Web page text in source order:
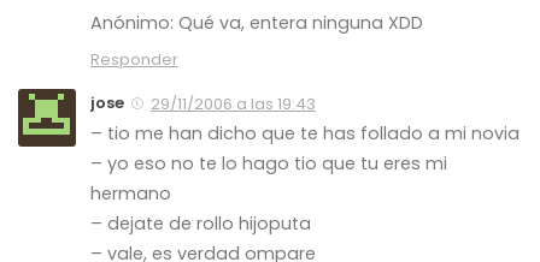
Anónimo: Qué va, entera ninguna XDD
Responder
jose
29/11/2006 a las 19:43
– tio me han dicho que te has follado a mi novia
– yo eso no te lo hago tio que tu eres mi
hermano
– dejate de rollo hijoputa
– vale, es verdad ompare